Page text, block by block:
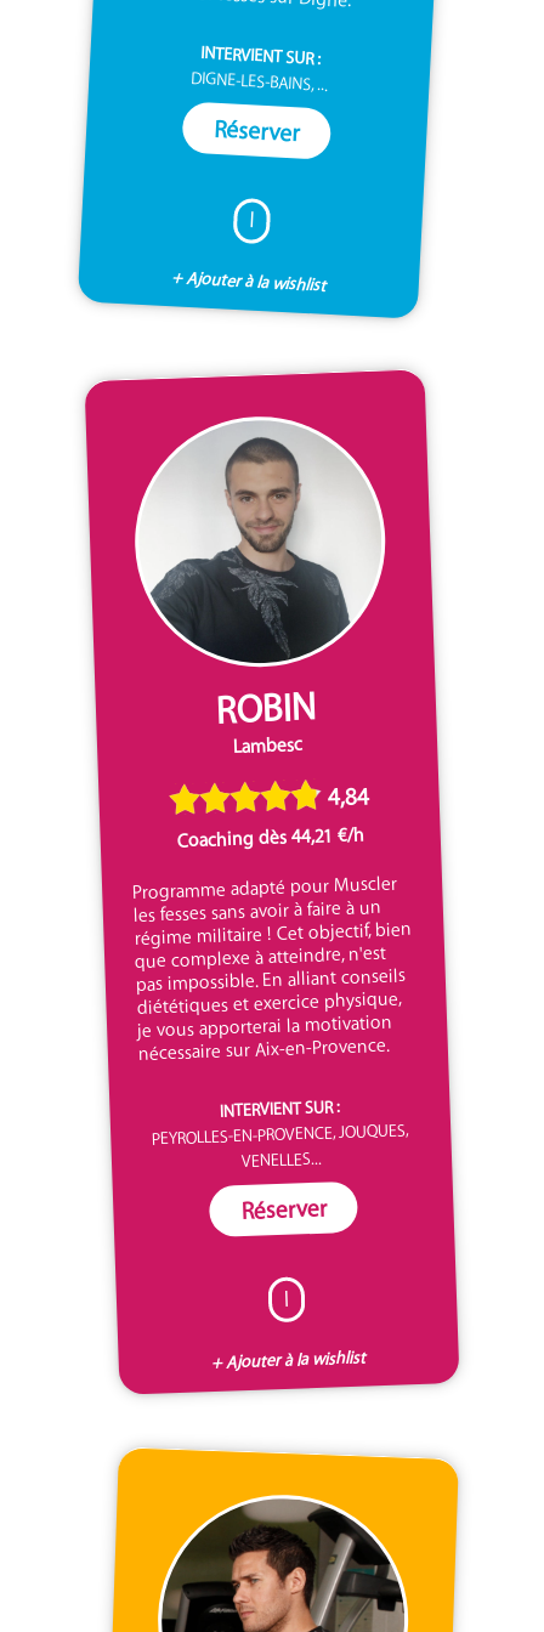
INTERVIENT SUR :
DIGNE-LES-BAINS, ...
Réserver
I
+ Ajouter à la wishlist
ROBIN
Lambesc
4,84
Coaching dès 44,21 €/h
Programme adapté pour Muscler
les fesses sans avoir à faire à un
régime militaire ! Cet objectif, bien
que complexe à atteindre, n'est
pas impossible. En alliant conseils
diététiques et exercice physique,
je vous apporterai la motivation
nécessaire sur Aix-en-Provence.
INTERVIENT SUR :
PEYROLLES-EN-PROVENCE, JOUQUES,
VENELLES...
Réserver
I
+ Ajouter à la wishlist